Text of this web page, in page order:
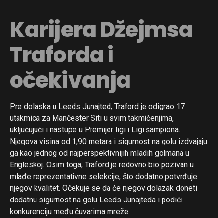
Karijera Džejmsa
Traforda i
očekivanja
Pre dolaska u Leeds Junajted, Traford je odigrao 17
utakmica za Mančester Siti u svim takmičenjima,
uključujući i nastupe u Premijer ligi i Ligi šampiona.
Njegova visina od 1,90 metara i sigurnost na golu izdvajaju
ga kao jednog od najperspektivnijih mladih golmana u
Engleskoj. Osim toga, Traford je redovno bio pozivan u
mlađe reprezentativne selekcije, što dodatno potvrđuje
njegov kvalitet. Očekuje se da će njegov dolazak doneti
dodatnu sigurnost na golu Leeds Junajteda i podići
konkurenciju među čuvarima mreže.